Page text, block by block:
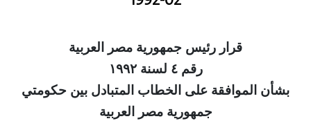
قرار رئیس جمهورية مصر العربية
الموافقة على الخطاب المتبادل بين حكومتي
جمهورية مصر العربية